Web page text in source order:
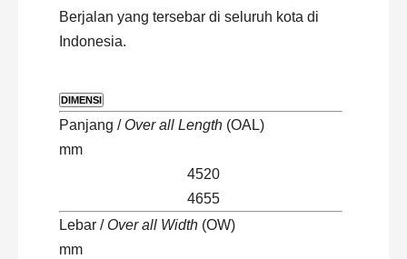
Berjalan yang tersebar di seluruh kota di
Indonesia.
DIMENSI
Panjang / Over all Length (OAL)
mm
4520
4655
Lebar / Over all Width (OW)
mm